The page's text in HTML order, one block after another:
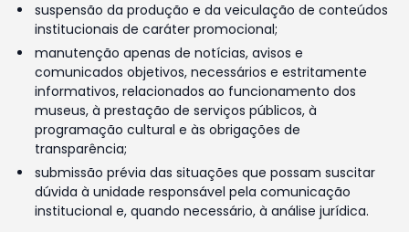
suspensão da produção e da veiculação de conteúdos
institucionais de caráter promocional;
manutenção apenas de notícias, avisos e
comunicados objetivos, necessários e estritamente
informativos, relacionados ao funcionamento dos
museus, à prestação de serviços públicos, à
programação cultural e às obrigações de
transparência;
submissão prévia das situações que possam suscitar
dúvida à unidade responsável pela comunicação
institucional e, quando necessário, à análise jurídica.